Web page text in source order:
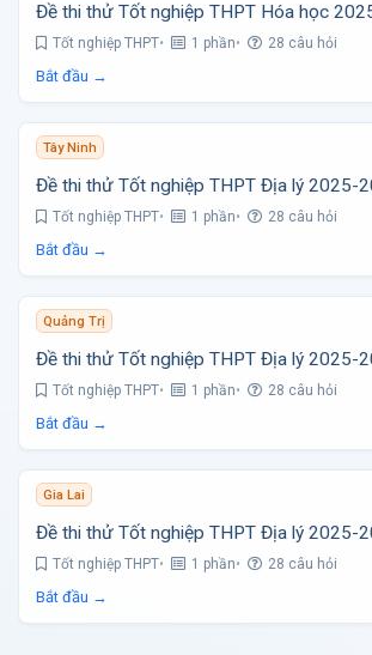
Đề thi thử Tốt nghiệp THPT Hóa học
Tốt nghiệp THPT 1 phần 28 câu hỏi
Bắt đầu →
Tây Ninh
Đề thi thử Tốt nghiệp THPT Địa lý 2025-
Tốt nghiệp THPT 1 phần 28 câu hỏi
Bắt đầu →
Quảng Trị
Đề thi thử Tốt nghiệp THPT Địa lý 2025-
Tốt nghiệp THPT 1 phần 28 câu hỏi
Bắt đầu →
Gia Lai
Đề thi thử Tốt nghiệp THPT Địa lý 2025-
Tốt nghiệp THPT 1 phần 28 câu hỏi
Bắt đầu →